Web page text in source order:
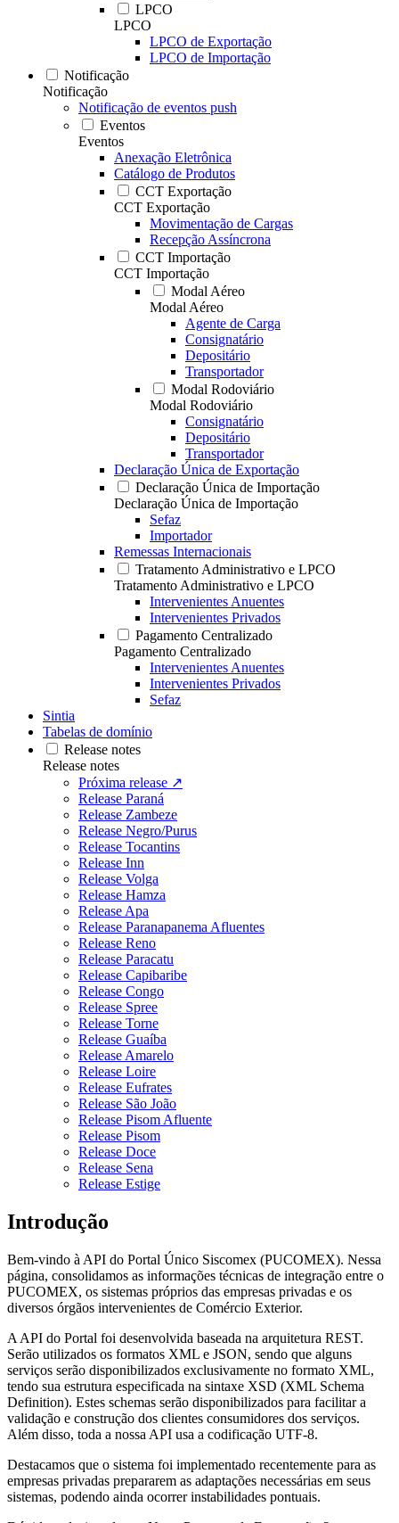
LPCO
LPCO
LPCO de Exportação
LPCO de Importação
Notificação
Notificação
Notificação de eventos push
Eventos
Eventos
Anexação Eletrônica
Catálogo de Produtos
CCT Exportação
CCT Exportação
Movimentação de Cargas
Recepção Assíncrona
CCT Importação
CCT Importação
Modal Aéreo
Modal Aéreo
Agente de Carga
Consignatário
Depositário
Transportador
Modal Rodoviário
Modal Rodoviário
Consignatário
Depositário
Transportador
Declaração Única de Exportação
Declaração Única de Importação
Declaração Única de Importação
Sefaz
Importador
Remessas Internacionais
Tratamento Administrativo e LPCO
Tratamento Administrativo e LPCO
Intervenientes Anuentes
Intervenientes Privados
Pagamento Centralizado
Pagamento Centralizado
Intervenientes Anuentes
Intervenientes Privados
Sefaz
Sintia
Tabelas de domínio
Release notes
Release notes
Próxima release ↗
Release Paraná
Release Zambeze
Release Negro/Purus
Release Tocantins
Release Inn
Release Volga
Release Hamza
Release Apa
Release Paranapanema Afluentes
Release Reno
Release Paracatu
Release Capibaribe
Release Congo
Release Spree
Release Torne
Release Guaíba
Release Amarelo
Release Loire
Release Eufrates
Release São João
Release Pisom Afluente
Release Pisom
Release Doce
Release Sena
Release Estige
Introdução
Bem-vindo à API do Portal Único Siscomex (PUCOMEX). Nessa
página, consolidamos as informações técnicas de integração entre o
PUCOMEX, os sistemas próprios das empresas privadas e os
diversos órgãos intervenientes de Comércio Exterior.
A API do Portal foi desenvolvida baseada na arquitetura REST.
Serão utilizados os formatos XML e JSON, sendo que alguns
serviços serão disponibilizados exclusivamente no formato XML,
tendo sua estrutura especificada na sintaxe XSD (XML Schema
Definition). Estes schemas serão disponibilizados para facilitar a
validação e construção dos clientes consumidores dos serviços.
Além disso, toda a nossa API usa a codificação UTF-8.
Destacamos que o sistema foi implementado recentemente para as
empresas privadas prepararem as adaptações necessárias em seus
sistemas, podendo ainda ocorrer instabilidades pontuais.